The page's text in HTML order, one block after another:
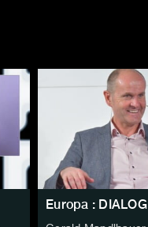
Europa : DIALOG